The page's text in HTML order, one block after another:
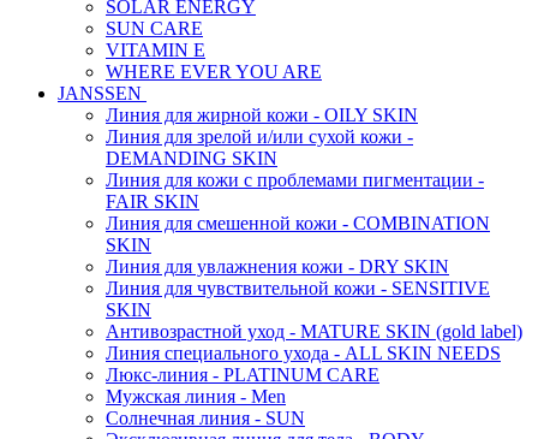
SOLAR ENERGY
SUN CARE
VITAMIN E
WHERE EVER YOU ARE
JANSSEN
Линия для жирной кожи - OILY SKIN
Линия для зрелой и/или сухой кожи -
DEMANDING SKIN
Линия для кожи с проблемами пигментации -
FAIR SKIN
Линия для смешенной кожи - COMBINATION
SKIN
Линия для увлажнения кожи - DRY SKIN
Линия для чувствительной кожи - SENSITIVE
SKIN
Антивозрастной уход - MATURE SKIN (gold label)
Линия специального ухода - ALL SKIN NEEDS
Люкс-линия - PLATINUM CARE
Мужская линия - Men
Солнечная линия - SUN